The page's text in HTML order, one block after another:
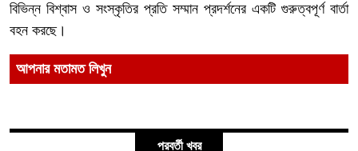
বিভিন্ন বিশ্বাস ও সংস্কৃতির প্রতি সম্মান প্রদর্শনের একটি গুরুত্বপূর্ণ বার্তা
বহন করছে।
আপনার মতামত লিখুন
পরবর্তী খবর